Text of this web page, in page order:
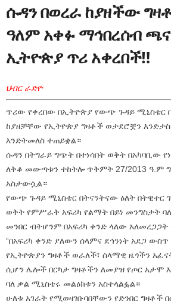
ሱዳን በወረራ ከያዘችው
ዓለም አቀፉ ማኅበረሰብ
ኢትዮጵያ ጥሪ አቀረበች‼
ህብር ራድዮ
ጥሪው የቀረበው በኢትዮጵያ የውጭ ጉዳይ ሚኒስቴር
ከያዘቻቸው የኢትዮጵያ ግዛቶች ወታደሮቿን
እንድትመለስ ተጠይቋል።
ሱዳን በትግራይ ግጭት በተነሳበት ወቅት በአካባቢው
ለቅቆ መውጣቱን ተከትሎ ጥቅምት 27/2013 ዓ.ም
አስታውሷል።
የውጭ ጉዳይ ሚኒስቴር በትናንትናው ዕለት በትዊተር
ወቅት የምሥራቅ አፍሪካ የልማት በይነ መንግስታት
መንበር ብትሆንም በአፍሪካ ቀንድ ላለው አለመረጋጋት
“በአፍሪካ ቀንድ ያለውን ሰላምና ደኅንነት አደጋ
የኢትዮጵያን ግዛቶች ወራለች፣ ሰላማዊ ዜጎችን
ሲሆን ሌሎች በርካታ ግዛቶችን ለመያዝ የጦር አታሞ
ባለ ቃል ሚኒስቴሩ መልዕክቱን አስተላልፏል።
ሁለቱ አገራት የሚወዛገቡባበቸውን የድንበር